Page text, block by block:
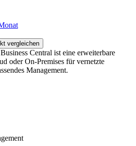
vergleichen
Central ist eine erweiterbare
oder On-Premises für vernetzte
Management.